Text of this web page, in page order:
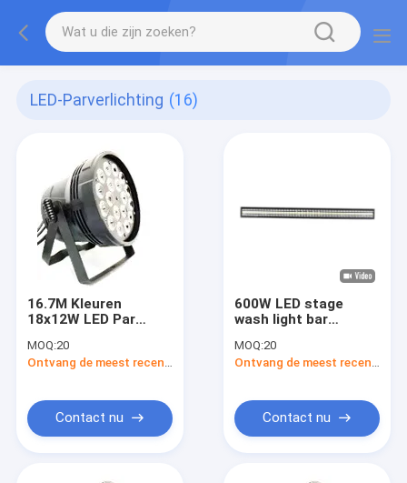
LED-Parverlichting (16)
16.7M Kleuren
18x12W LED Par
DMX512 Controle
Hoge
MOQ:20
Ontvang de meest recente Prijs
Contact nu
600W LED stage
wash light bar
30Hz Strobe
frequentie
MOQ:20
Ontvang de meest recente Prijs
Contact nu